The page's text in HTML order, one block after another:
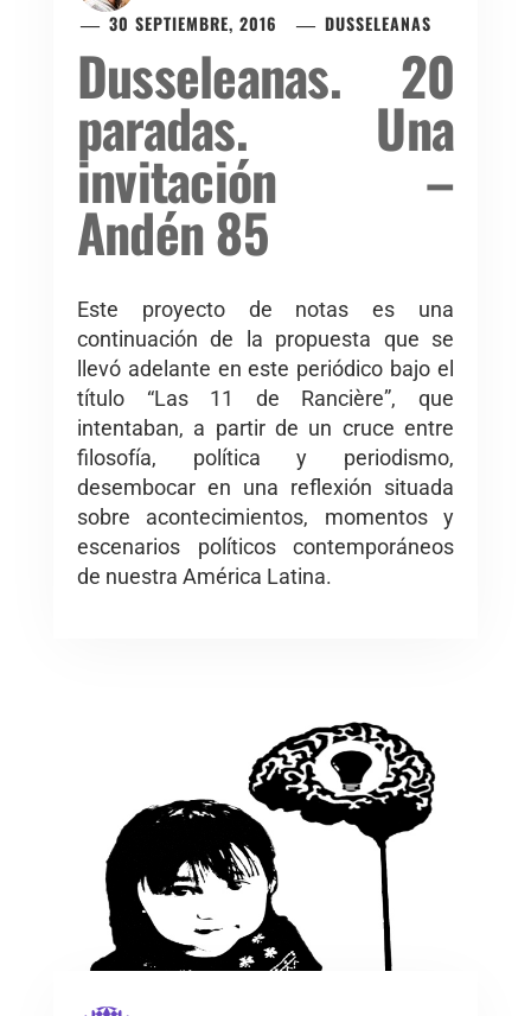
30 SEPTIEMBRE, 2016 DUSSELEANAS
Dusseleanas. 20
paradas. Una
invitación –
Andén 85
Este proyecto de notas es una
continuación de la propuesta que se
llevó adelante en este periódico bajo el
título “Las 11 de Rancière”, que
intentaban, a partir de un cruce entre
filosofía, política y periodismo,
desembocar en una reflexión situada
sobre acontecimientos, momentos y
escenarios políticos contemporáneos
de nuestra América Latina.